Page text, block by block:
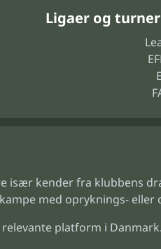
Ligaer og
især kender fra klubbens
med opryknings-
platform i